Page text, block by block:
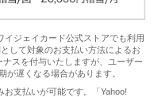
ジェイカード公式ストアでも利用
して対象のお支払い方法によるお
スを付与いたしますが、ユーザー
が遅くなる場合があります。
支払いが可能です。「Yahoo!